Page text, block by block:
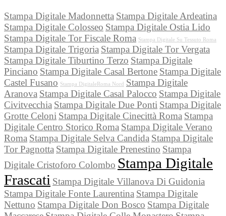
Stampa Digitale Madonnetta Stampa Digitale Ardeatina
Stampa Digitale Colosseo Stampa Digitale Ostia Lido
Stampa Digitale Tor Fiscale Roma Stampa Digitale Su Tessuto Roma
Stampa Digitale Trigoria Stampa Digitale Tor Vergata
Stampa Digitale Tiburtino Terzo Stampa Digitale
Pinciano Stampa Digitale Casal Bertone Stampa Digitale
Castel Fusano Stampa DigitaleRoma Nord
Stampa Digitale
Aranova Stampa Digitale Casal Palocco Stampa Digitale
Civitvecchia Stampa Digitale Due Ponti Stampa Digitale
Grotte Celoni Stampa Digitale Cinecittà Roma Stampa
Digitale Centro Storico Roma Stampa Digitale Verano
Roma Stampa Digitale Selva Candida Stampa Digitale
Tor Pagnotta Stampa Digitale Prenestino Stampa
Digitale Cristoforo Colombo Stampa Digitale
Frascati Stampa Digitale Villanova Di Guidonia
Stampa Digitale Fonte Laurentina Stampa Digitale
Nettuno Stampa Digitale Don Bosco Stampa Digitale